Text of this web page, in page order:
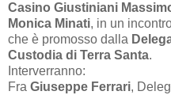
Casino Giustiniani
Monica Minati, in un
che è promosso dalla
Custodia di Terra Santa.
Interverranno:
Fra Giuseppe Ferrari,